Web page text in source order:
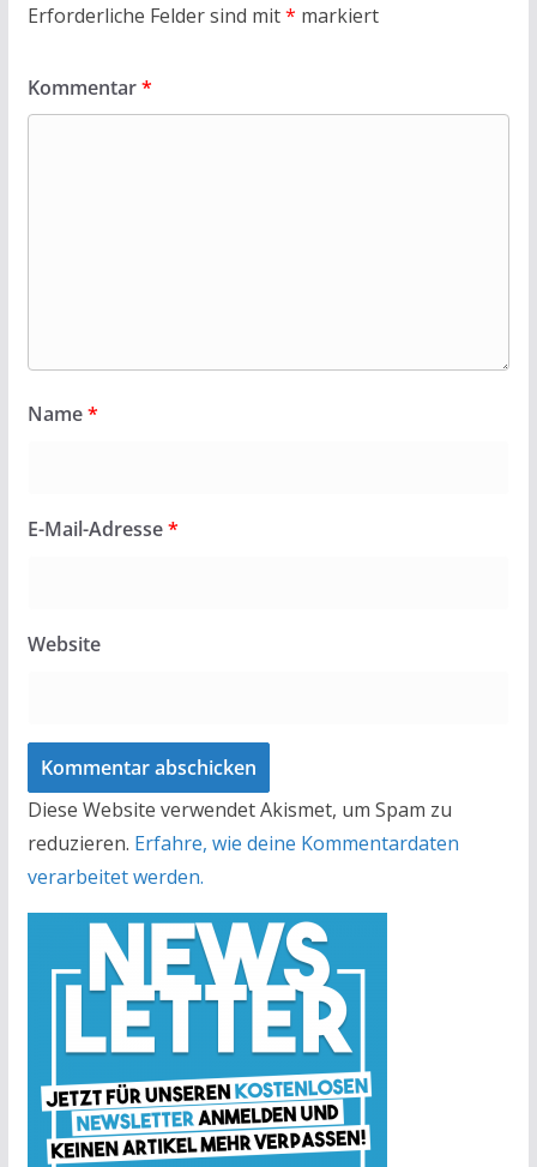
Erforderliche Felder sind mit* markiert
Kommentar*
Name*
E-Mail-Adresse*
Website
Diese Website verwendet Akismet, um Spam zu
reduzieren. Erfahre, wie deine Kommentardaten
verarbeitet werden.